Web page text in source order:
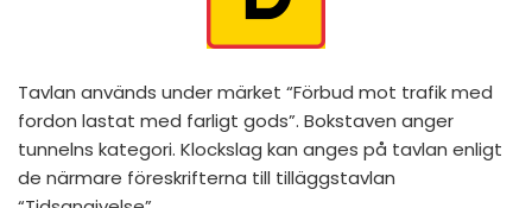
Tavlan används under märket “Förbud mot trafik med
fordon lastat med farligt gods”. Bokstaven anger
tunnelns kategori. Klockslag kan anges på tavlan enligt
de närmare föreskrifterna till tilläggstavlan